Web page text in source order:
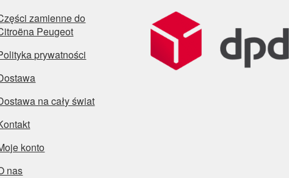
zamienne do
Peugeot
prywatności
na cały świat
konto
nas